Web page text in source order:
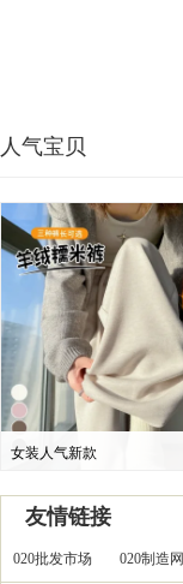
人气宝贝
女装人气新款
友情链接
020批发市场 020制造网